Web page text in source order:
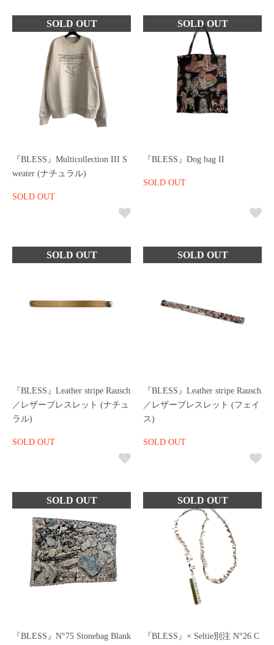
『BLESS』Multicollection III S
weater (ナチュラル)
SOLD OUT
『BLESS』Dog bag II
SOLD OUT
『BLESS』Leather stripe Rausch
／レザーブレスレット (ナチュ
ラル)
SOLD OUT
『BLESS』Leather stripe Rausch
／レザーブレスレット (フェイ
ス)
SOLD OUT
『BLESS』N°75 Stonebag Blank
『BLESS』× Seltie別注 N°26 C